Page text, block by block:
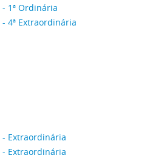
- 1ª Ordinária
- 4ª Extraordinária
- Extraordinária
- Extraordinária